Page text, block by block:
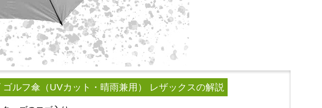
ルフ傘（UVカット・晴雨兼用） レザックスの解説